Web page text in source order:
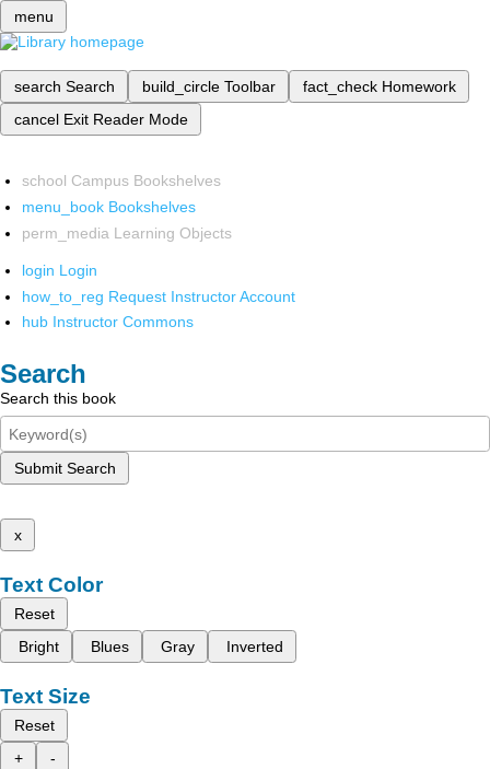
menu
search Search build_circle Toolbar fact_check Homework
cancel Exit Reader Mode
school Campus Bookshelves
menu_book Bookshelves
perm_media Learning Objects
login Login
how_to_reg Request Instructor Account
hub Instructor Commons
Search
Search this book
Submit Search
x
Text Color
Reset
Bright
Blues Gray Inverted
Text Size
Reset
+
-